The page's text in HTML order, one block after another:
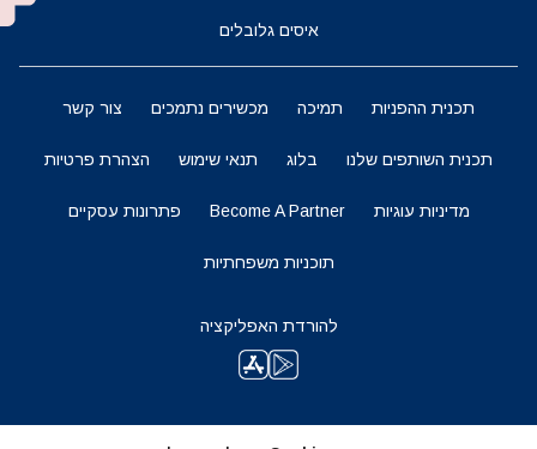
איסים גלובלים
תכנית ההפניות תמיכה מכשירים נתמכים צור קשר
תכנית השותפים שלנו בלוג תנאי שימוש הצהרת פרטיות
מדיניות עוגיות Become A Partner פתרונות עסקיים
תוכניות משפחתיות
להורדת האפליקציה
השארו מעודכנים